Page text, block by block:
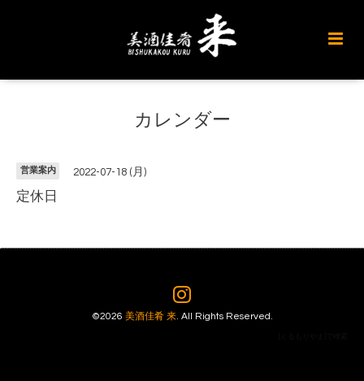
カレンダー
営業案内 2022-07-18 (月)
定休日
©2026 美酒佳肴 来. All Rights Reserved.